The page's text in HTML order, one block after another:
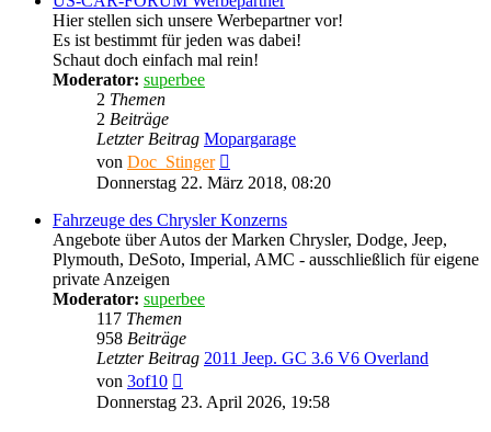
Hier stellen sich unsere Werbepartner vor!
Es ist bestimmt für jeden was dabei!
Schaut doch einfach mal rein!
Moderator: superbee
2 Themen
2 Beiträge
Letzter Beitrag Mopargarage
von Doc_Stinger
Beitrag
Donnerstag 22. März 2018, 08:20
Fahrzeuge des Chrysler Konzerns
Angebote über Autos der Marken Chrysler, Dodge, Jeep,
Plymouth, DeSoto, Imperial, AMC - ausschließlich für eigene
private Anzeigen
Moderator: superbee
117 Themen
958 Beiträge
Letzter Beitrag 2011 Jeep. GC 3.6 V6 Overland
von 3of10
Beitrag
Donnerstag 23. April 2026, 19:58